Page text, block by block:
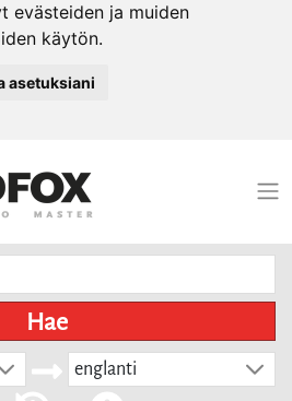
evästeiden ja muiden
käytön.
asetuksiani
Hae
englanti